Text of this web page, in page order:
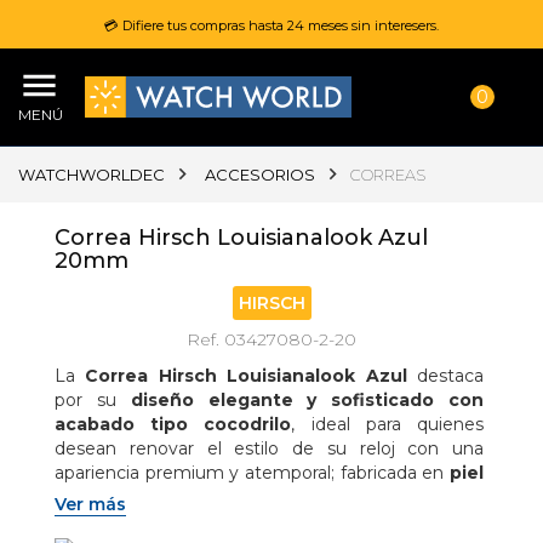
💳 Difiere tus compras hasta 24 meses sin interesers.
MENÚ
0
WATCHWORLDEC ACCESORIOS CORREAS
Correa Hirsch Louisianalook Azul
20mm
HIRSCH
Ref. 03427080-2-20
La Correa Hirsch Louisianalook Azul destaca
por su diseño elegante y sofisticado con
acabado tipo cocodrilo, ideal para quienes
desean renovar el estilo de su reloj con una
apariencia premium y atemporal; fabricada en piel
de becerro de alta calidad
alligator emboss que combina perfectamente con
Ver más